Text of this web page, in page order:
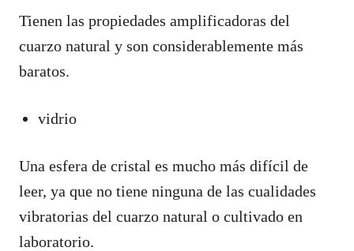
Tienen las propiedades amplificadoras del
cuarzo natural y son considerablemente más
baratos.
vidrio
Una esfera de cristal es mucho más difícil de
leer, ya que no tiene ninguna de las cualidades
vibratorias del cuarzo natural o cultivado en
laboratorio.